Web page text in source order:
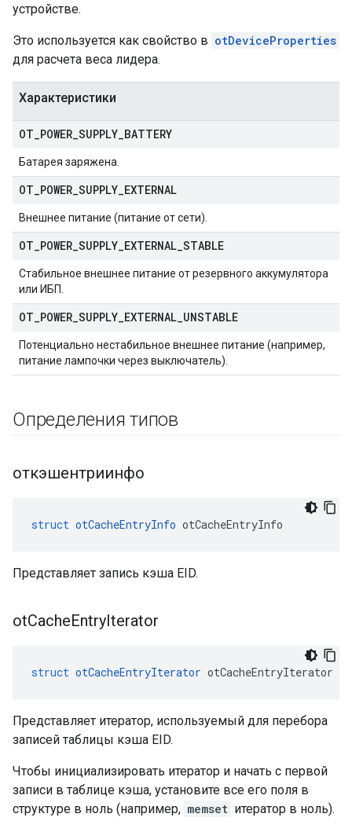
устройстве.
Это используется как свойство в otDeviceProperties
для расчета веса лидера.
Характеристики
OT POWER SUPPLY BATTERY
Батарея заряжена.
OT POWER SUPPLY EXTERNAL
Внешнее питание (питание от сети).
OT POWER SUPPLY EXTERNAL STABLE
Стабильное внешнее питание от резервного аккумулятора
или ИБП.
OT POWER SUPPLY EXTERNAL UNSTABLE
Потенциально нестабильное внешнее питание (например,
питание лампочки через выключатель).
Определения типов
откэшентриинфо
struct otCacheEntryInfo otCacheEntryInfo
Представляет запись кэша EID.
otCacheEntryIterator
struct otCacheEntryIterator otCacheEntryIterator
Представляет итератор, используемый для перебора
записей таблицы кэша EID.
Чтобы инициализировать итератор и начать с первой
записи в таблице кэша, установите все его поля в
структуре в ноль (например, memset итератор в ноль).